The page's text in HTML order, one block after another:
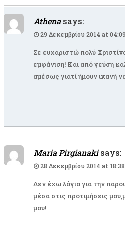
Athena says:
29 Δεκεμβρίου 2014 at 04:09
Σε ευχαριστώ πολύ
εμφάνιση! Και από γεύση
αμέσως γιατί ήμουν ικανή
Maria Pirgianaki says:
28 Δεκεμβρίου 2014 at 18:38
Δεν έχω λόγια για την
μέσα στις προτιμήσεις
μου!